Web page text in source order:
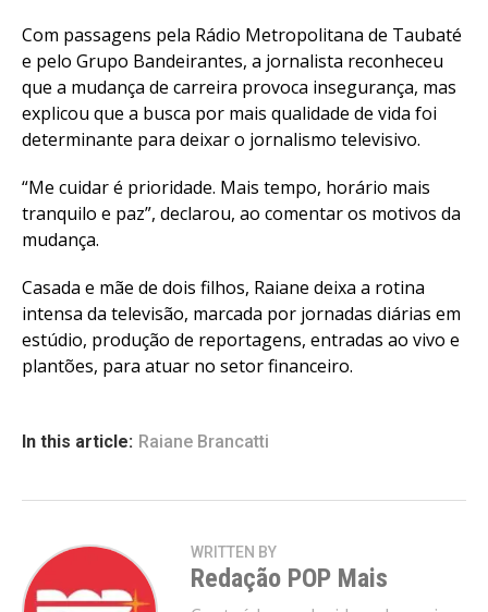
Com passagens pela Rádio Metropolitana de Taubaté
e pelo Grupo Bandeirantes, a jornalista reconheceu
que a mudança de carreira provoca insegurança, mas
explicou que a busca por mais qualidade de vida foi
determinante para deixar o jornalismo televisivo.
“Me cuidar é prioridade. Mais tempo, horário mais
tranquilo e paz”, declarou, ao comentar os motivos da
mudança.
Casada e mãe de dois filhos, Raiane deixa a rotina
intensa da televisão, marcada por jornadas diárias em
estúdio, produção de reportagens, entradas ao vivo e
plantões, para atuar no setor financeiro.
In this article: Raiane Brancatti
WRITTEN BY
Redação POP Mais